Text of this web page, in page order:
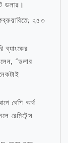
ডলার।
২৫৩
ব্যাংকের
“ডলার
বেশি অর্থ
রেমিটেন্স